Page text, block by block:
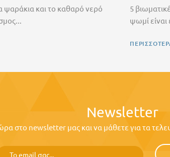
ψαράκια και το καθαρό νερό
5
ψωμί
Newsletter
στο newsletter μας και να μάθετε για τα